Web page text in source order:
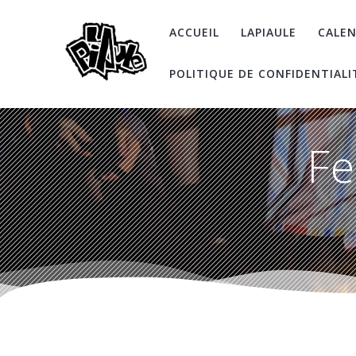
ACCUEIL LAPIAULE
POLITIQUE DE